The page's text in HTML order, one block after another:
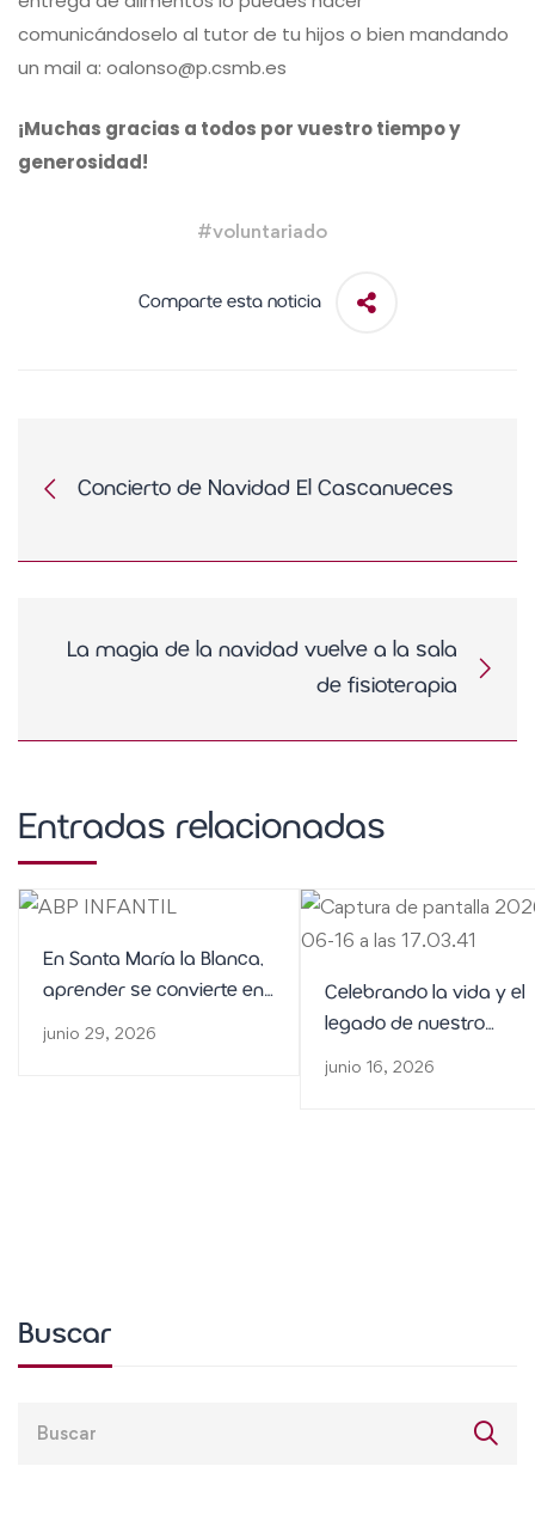
comunicándoselo al tutor de tu hijos o bien mandando
un mail a: oalonso@p.csmb.es
¡Muchas gracias a todos por vuestro tiempo y
generosidad!
#voluntariado
Comparte esta noticia
Concierto de Navidad El Cascanueces
La magia de la navidad vuelve a la sala
de fisioterapia
Entradas relacionadas
En Santa María la Blanca,
aprender se convierte en
una aventura
junio 29, 2026
Celebrando la vida y el
legado de nuestro
fundador
junio 16, 2026
Buscar